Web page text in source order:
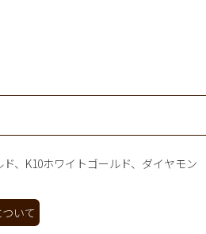
、K10ホワイトゴールド、ダイヤモン
いて